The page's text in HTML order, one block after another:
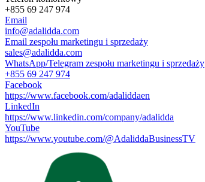
+855 69 247 974
Email
info@adalidda.com
Email zespołu marketingu i sprzedaży
sales@adalidda.com
WhatsApp/Telegram zespołu marketingu i sprzedaży
+855 69 247 974
Facebook
https://www.facebook.com/adaliddaen
LinkedIn
https://www.linkedin.com/company/adalidda
YouTube
https://www.youtube.com/@AdaliddaBusinessTV